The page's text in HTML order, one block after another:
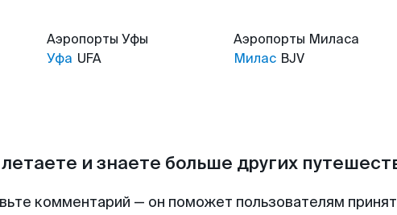
Аэропорты Уфы
Уфа UFA
Аэропорты Миласа
Милас BJV
и знаете больше других
комментарий — он поможет пользователям